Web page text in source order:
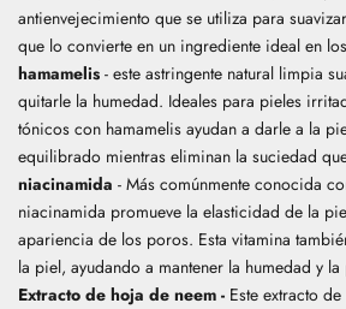
antienvejecimiento que se utiliza para
que lo convierte en un ingrediente ideal en
hamamelis - este astringente natural limpia
quitarle la humedad. Ideales para pieles
tónicos con hamamelis ayudan a darle a la
equilibrado mientras eliminan la suciedad
niacinamida - Más comúnmente conocida
niacinamida promueve la elasticidad de la
apariencia de los poros. Esta vitamina
la piel, ayudando a mantener la humedad y
Extracto de hoja de neem - Este extracto